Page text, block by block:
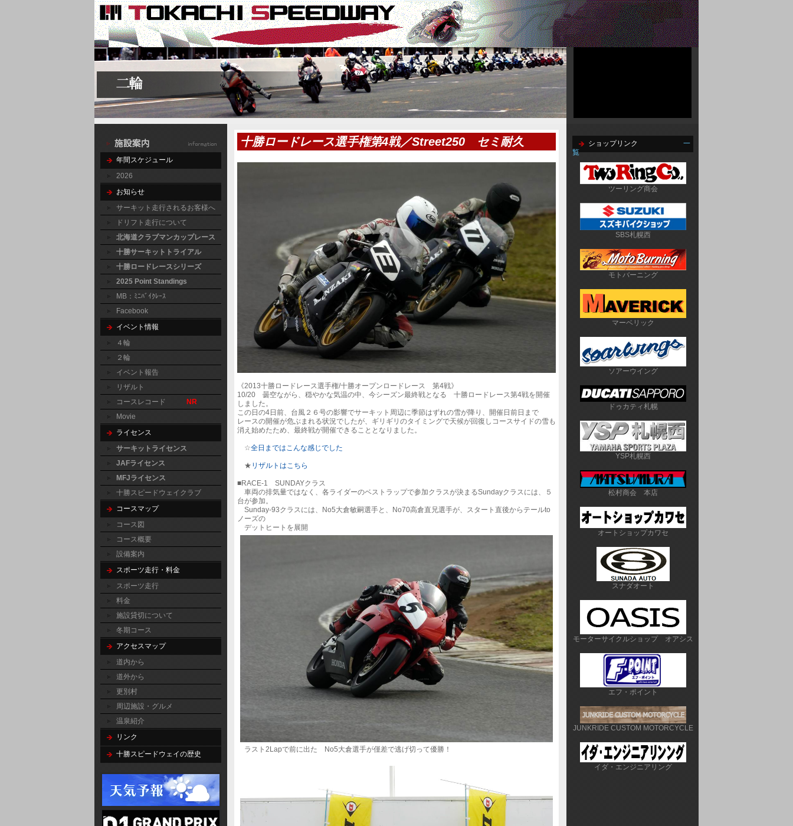
年間スケジュール
2026
お知らせ
サーキット走行されるお客様へ
ドリフト走行について
北海道クラブマンカップレース
十勝サーキットトライアル
十勝ロードレースシリーズ
2025 Point Standings
MB：ﾐﾆﾊﾞｲｸﾚｰｽ
Facebook
イベント情報
４輪
２輪
イベント報告
リザルト
コースレコード
NR
Movie
ライセンス
サーキットライセンス
JAFライセンス
MFJライセンス
十勝スピードウェイクラブ
コースマップ
コース図
コース概要
設備案内
スポーツ走行・料金
スポーツ走行
料金
施設貸切について
冬期コース
アクセスマップ
道内から
道外から
更別村
周辺施設・グルメ
温泉紹介
リンク
十勝スピードウェイの歴史
十勝ロードレース選手権第4戦／Street250 セミ耐久
《2013十勝ロードレース選手権/十勝オープンロードレース 第4戦》
10/20 曇空ながら、穏やかな気温の中、今シーズン最終戦となる 十勝ロードレース第4戦を開催
しました。
この日の4日前、台風２６号の影響でサーキット周辺に季節はずれの雪が降り、開催日前日まで
レースの開催が危ぶまれる状況でしたが、ギリギリのタイミングで天候が回復しコースサイドの雪も
消え始めたため、最終戦が開催できることとなりました。
☆全日まではこんな感じでした
★ リザルトはこちら
■RACE-1 SUNDAYクラス
車両の排気量ではなく、各ライダーのベストラップで参加クラスが決まるSundayクラスには、５
台が参加。
Sunday-93クラスには、No5大倉敏嗣選手と、No70高倉直兄選手が、スタート直後からテールto
ノーズの
デットヒートを展開
ラスト2Lapで前に出た No5大倉選手が僅差で逃げ切って優勝！
ショップリンク
一
覧
ツーリング商会
SBS札幌西
モトバーニング
マーベリック
ソアーウイング
ドゥカティ札幌
YSP札幌西
松村商会　本店
オートショップカワセ
スナダオート
モーターサイクルショップ　オアシス
エフ・ポイント
JUNKRIDE CUSTOM MOTORCYCLE
イダ・エンジニアリング